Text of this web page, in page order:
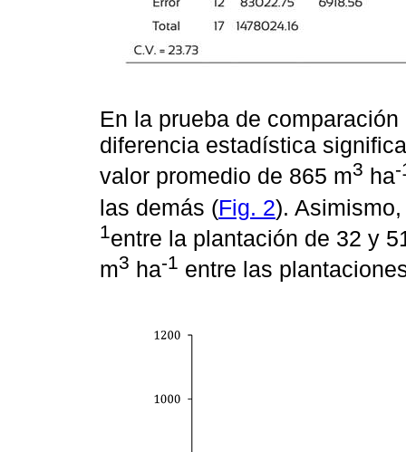
En la prueba de
diferencia estadística
valor promedio de 865 m3 ha-
las demás (Fig. 2).
1entre la plantación de 32 y
m3 ha-1 entre las